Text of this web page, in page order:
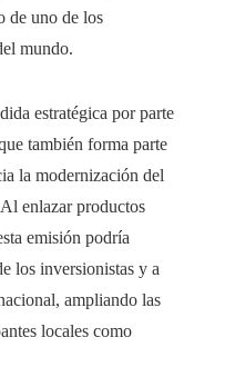
de uno de los
mundo.
estratégica por parte
también forma parte
la modernización del
enlazar productos
emisión podría
los inversionistas y a
ampliando las
locales como